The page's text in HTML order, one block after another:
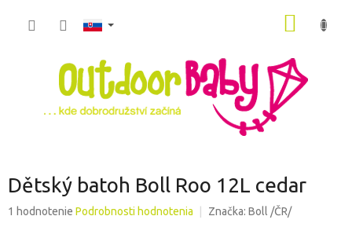
Dětský batoh Boll Roo 12L cedar
Priemerné
1 hodnotenie Podrobnosti hodnotenia Značka: Boll /ČR/